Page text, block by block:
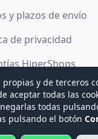
y plazos de envío
de privacidad
HiperShops
de cookies
propias y de terceros
aceptar todas las
todas
pulsando el botón